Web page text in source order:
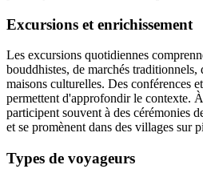
Excursions et enrichissement
Les excursions quotidiennes
bouddhistes, de marchés traditionnels,
maisons culturelles. Des conférences
permettent d'approfondir le contexte.
participent souvent à des cérémonies
et se promènent dans des villages sur
Types de voyageurs